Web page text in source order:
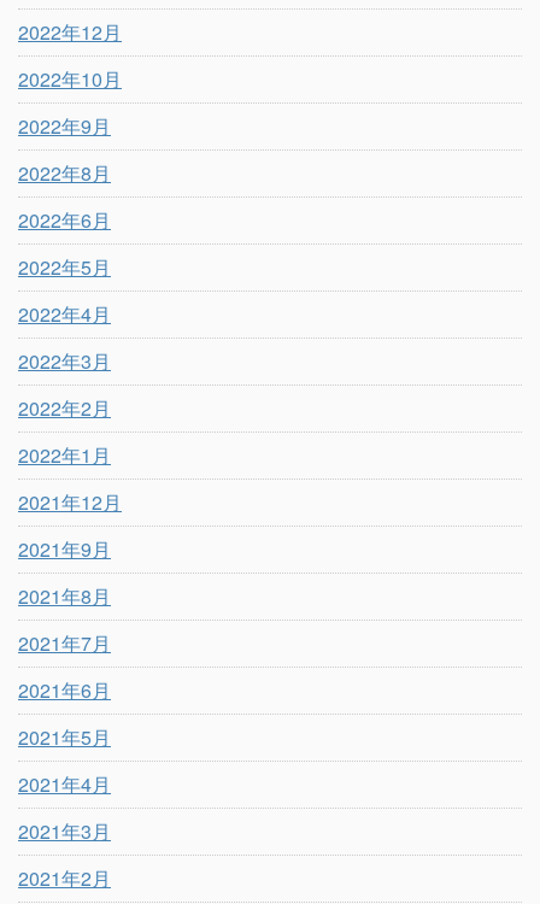
2022年12月
2022年10月
2022年9月
2022年8月
2022年6月
2022年5月
2022年4月
2022年3月
2022年2月
2022年1月
2021年12月
2021年9月
2021年8月
2021年7月
2021年6月
2021年5月
2021年4月
2021年3月
2021年2月